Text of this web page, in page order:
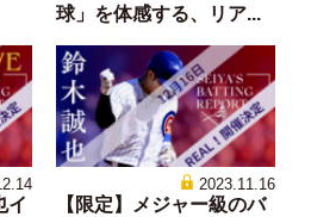
球」を体感する、リア...
イ
2023.11.16
【限定】メジャー級のバ